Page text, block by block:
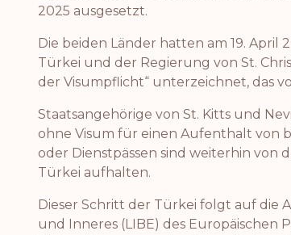
2025 ausgesetzt.
Die beiden Länder hatten am 19. April
Türkei und der Regierung von St.
der Visumpflicht“ unterzeichnet, das
Staatsangehörige von St. Kitts und
ohne Visum für einen Aufenthalt von
oder Dienstpässen sind weiterhin von
Türkei aufhalten.
Dieser Schritt der Türkei folgt auf die
und Inneres (LIBE) des Europäischen